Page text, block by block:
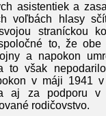
asistentiek a
voľbách hlasy
straníckou
to, že obe
a napokon
to však
v máji 1941
aj za podporu v
rodičovstvo.